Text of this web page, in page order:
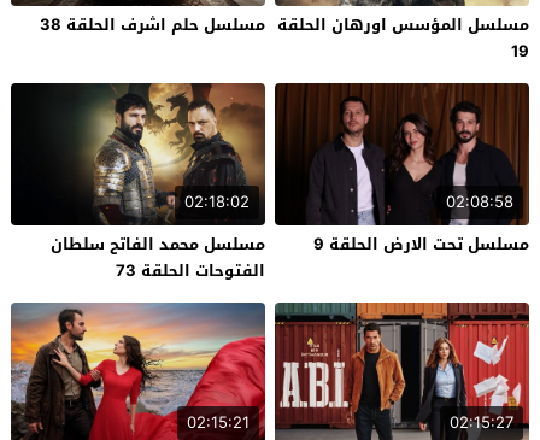
مسلسل المؤسس اورهان الحلقة
19
مسلسل حلم اشرف الحلقة 38
02:08:58
مسلسل تحت الارض الحلقة 9
02:18:02
مسلسل محمد الفاتح سلطان
الفتوحات الحلقة 73
02:15:27
02:15:21